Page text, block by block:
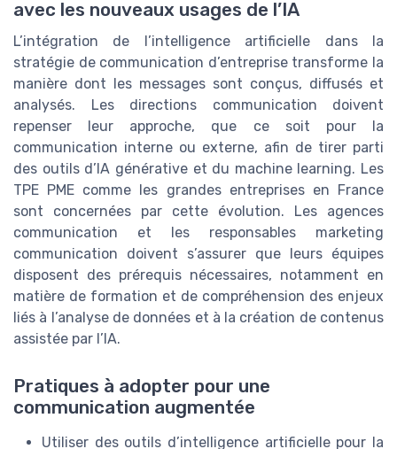
avec les nouveaux usages de l’IA
L’intégration de l’intelligence artificielle dans la
stratégie de communication d’entreprise transforme la
manière dont les messages sont conçus, diffusés et
analysés. Les directions communication doivent
repenser leur approche, que ce soit pour la
communication interne ou externe, afin de tirer parti
des outils d’IA générative et du machine learning. Les
TPE PME comme les grandes entreprises en France
sont concernées par cette évolution. Les agences
communication et les responsables marketing
communication doivent s’assurer que leurs équipes
disposent des prérequis nécessaires, notamment en
matière de formation et de compréhension des enjeux
liés à l’analyse de données et à la création de contenus
assistée par l’IA.
Pratiques à adopter pour une
communication augmentée
Utiliser des outils d’intelligence artificielle pour la